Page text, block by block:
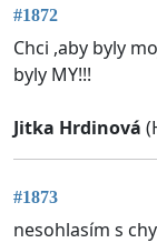
#1872
Chci ,aby byly
byly MY!!!
Jitka Hrdinová
#1873
nesohlasím s